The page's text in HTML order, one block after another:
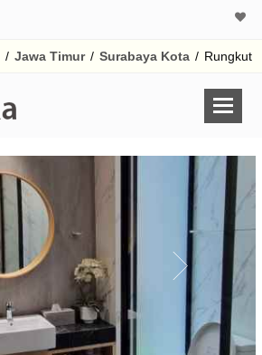
/ Jawa Timur / Surabaya Kota / Rungkut
Harga Rp
Untuk hasil simulasi
pada kotak-
Simpan